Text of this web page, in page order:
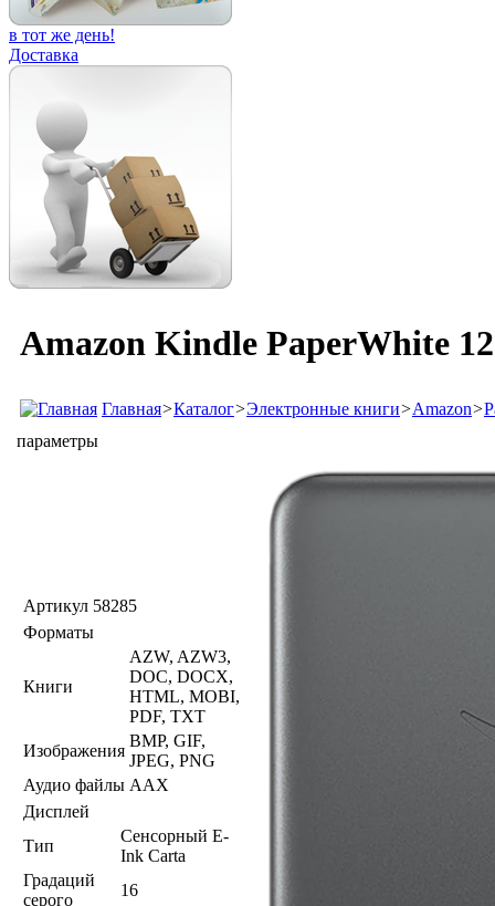
в тот же день!
Доставка
Amazon Kindle PaperWhite
Главная>Каталог>Электронные книги>Amazon>
параметры
Артикул 58285
Форматы
Книги
AZW, AZW3,
DOC, DOCX,
HTML, MOBI,
PDF, TXT
Изображения
BMP, GIF,
JPEG, PNG
Аудио файлы AAX
Дисплей
Тип
Сенсорный E-
Ink Carta
Градаций
серого
16